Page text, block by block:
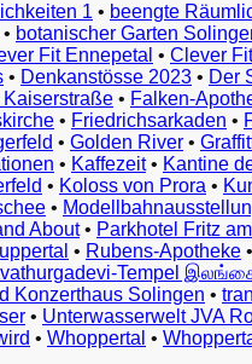
1 • beengte
• botanischer Garten
Fit Ennepetal • Clever
• Denkanstösse 2023 • Der
• Falken-
• Friedrichsarkaden •
• Golden River •
• Kaffezeit• Kantine
• Koloss von Prora •
•
About• Parkhotel Fritz
• Rubens-Apotheke •
Tempel
Konzerthaus Solingen •
• Unterwasserwelt JVA
• Whoppertal •